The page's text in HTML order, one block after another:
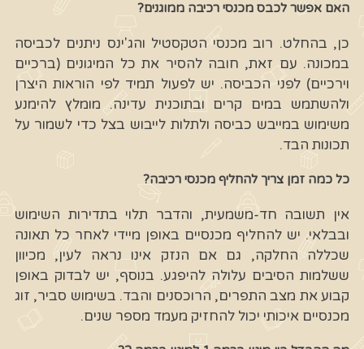
האם אפשר לכבס מכנסי רכיבה ממוגנים?
כן, בהחלט. רוב מכנסי הטקסטיל והג'ינס ניתנים לכביסה
במכונה. עם זאת, חובה להסיר את כל המיגונים (ברכיים
וירכיים) לפני הכביסה. יש לפעול תמיד לפי הוראות היצרן
ולהשתמש במים קרים ובתוכנית עדינה. מומלץ להימנע
משימוש במייבש כביסה ולתלות לייבוש בצל כדי לשמור על
תכונות הבד.
כל כמה זמן צריך להחליף מכנסי רכיבה?
אין תשובה חד-משמעית, והדבר תלוי בתדירות השימוש
ובבלאי. יש להחליף מכנסיים באופן מיידי לאחר כל תאונה
שכללה החלקה, גם אם הנזק אינו נראה לעין, מכיוון
ששלמות הסיבים עלולה להיפגע. בנוסף, יש לבדוק באופן
קבוע את מצב התפרים, הרוכסנים והבד. בשימוש סביר, זוג
מכנסיים איכותי יכול להחזיק מעמד מספר שנים.